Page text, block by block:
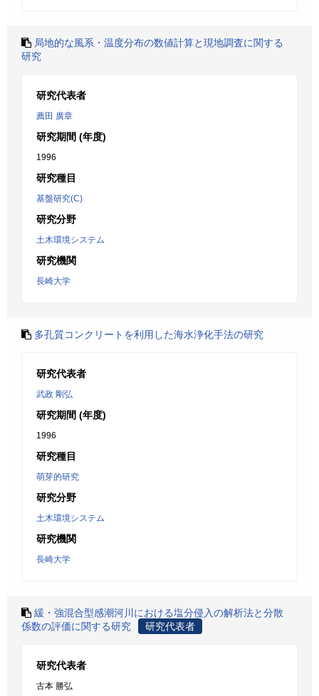
局地的な風系・温度分布の数値計算と現地調査に関する
研究
研究代表者
薦田 廣章
研究期間 (年度)
1996
研究種目
基盤研究(C)
研究分野
土木環境システム
研究機関
長崎大学
多孔質コンクリートを利用した海水浄化手法の研究
研究代表者
武政 剛弘
研究期間 (年度)
1996
研究種目
萌芽的研究
研究分野
土木環境システム
研究機関
長崎大学
緩・強混合型感潮河川における塩分侵入の解析法と分散
係数の評価に関する研究
研究代表者
研究代表者
古本 勝弘